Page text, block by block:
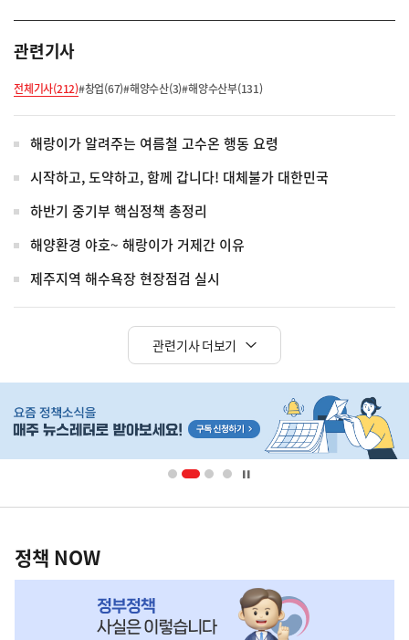
관련기사
전체기사(212)#창업(67)#해양수산(3)#해양수산부(131)
해랑이가 알려주는 여름철 고수온 행동 요령
시작하고, 도약하고, 함께 갑니다! 대체불가 대한민국
하반기 중기부 핵심정책 총정리
해양환경 야호~ 해랑이가 거제간 이유
제주지역 해수욕장 현장점검 실시
관련기사 더보기
단
배
영
책
NOW,
정책 NOW